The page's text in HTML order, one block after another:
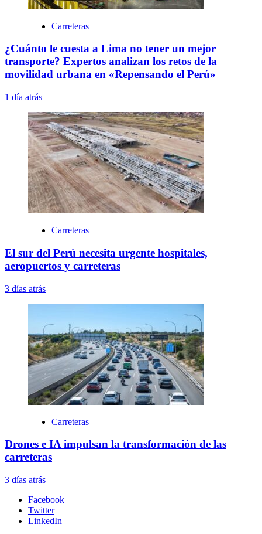
Carreteras
¿Cuánto le cuesta a Lima no tener un mejor
transporte? Expertos analizan los retos de la
movilidad urbana en «Repensando el Perú»
1 día atrás
Carreteras
El sur del Perú necesita urgente hospitales,
aeropuertos y carreteras
3 días atrás
Carreteras
Drones e IA impulsan la transformación de las
carreteras
3 días atrás
Facebook
Twitter
LinkedIn